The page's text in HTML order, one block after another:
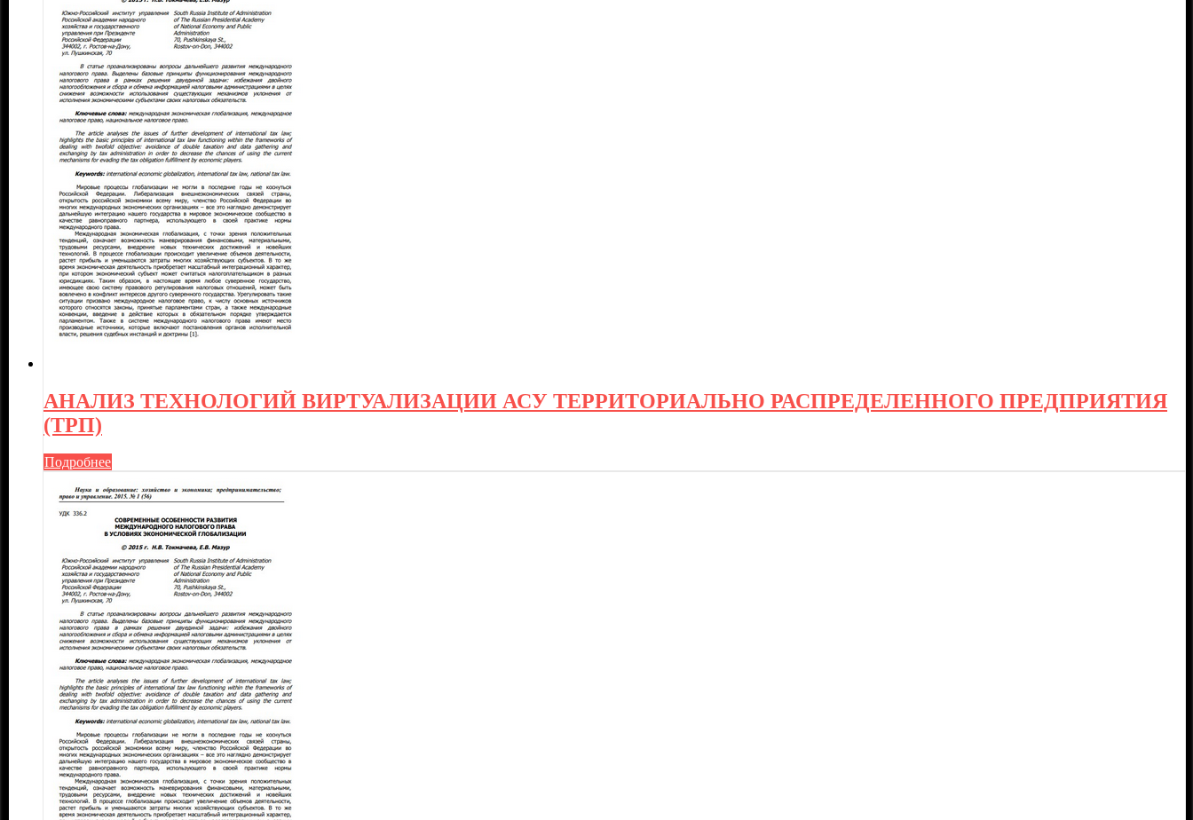
АНАЛИЗ ТЕХНОЛОГИЙ ВИРТУАЛИЗАЦИИ АСУ ТЕРРИТОРИАЛЬНО РАСПРЕДЕЛЕННОГО ПРЕДПРИЯТИЯ
(ТРП)
Подробнее